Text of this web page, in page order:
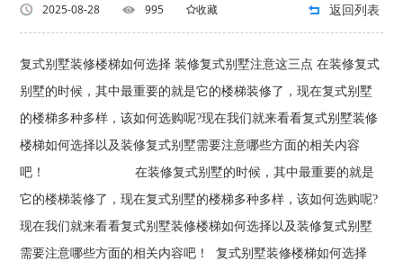
2025-08-28 995 收藏 返回列表
复式别墅装修楼梯如何选择 装修复式别墅注意这三点 在装修复式
别墅的时候，其中最重要的就是它的楼梯装修了，现在复式别墅
的楼梯多种多样，该如何选购呢?现在我们就来看看复式别墅装修
楼梯如何选择以及装修复式别墅需要注意哪些方面的相关内容
吧！ 在装修复式别墅的时候，其中最重要的就是
它的楼梯装修了，现在复式别墅的楼梯多种多样，该如何选购呢?
现在我们就来看看复式别墅装修楼梯如何选择以及装修复式别墅
需要注意哪些方面的相关内容吧！ 复式别墅装修楼梯如何选择